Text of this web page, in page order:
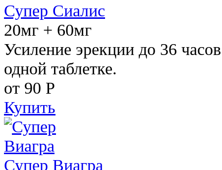
Супер Сиалис
20мг + 60мг
Усиление эрекции до 36
одной таблетке.
от 90 Р
Купить
Супер Виагра